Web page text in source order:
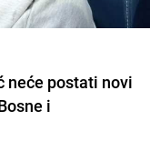
neće postati novi
i